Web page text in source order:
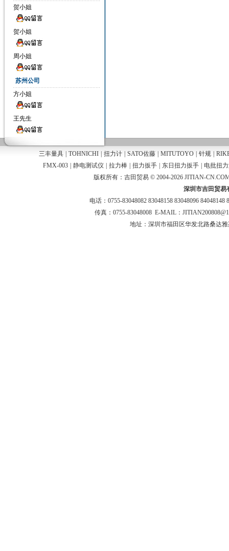
贺小姐
贺小姐
周小姐
苏州公司
方小姐
王先生
三丰量具 TOHNICHI 扭力计 SATO佐藤 MITUTOYO 针规
FMX-003
静电测试仪 拉力棒 扭力扳手 东日扭力扳手
电批扭
版权所有：吉田贸易 © 2004-2026 JITIAN-
深圳市吉田贸易
电话：0755-83048082 83048158 83048096 84048148
传真：0755-83048008 E-MAIL：
地址：深圳市福田区华发北路桑达雅